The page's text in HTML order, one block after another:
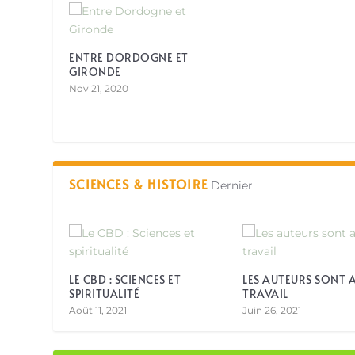
ENTRE DORDOGNE ET
GIRONDE
Nov 21, 2020
SCIENCES & HISTOIRE Dernier
LE CBD : SCIENCES ET
SPIRITUALITÉ
Août 11, 2021
LES AUTEURS SONT
TRAVAIL
Juin 26, 2021